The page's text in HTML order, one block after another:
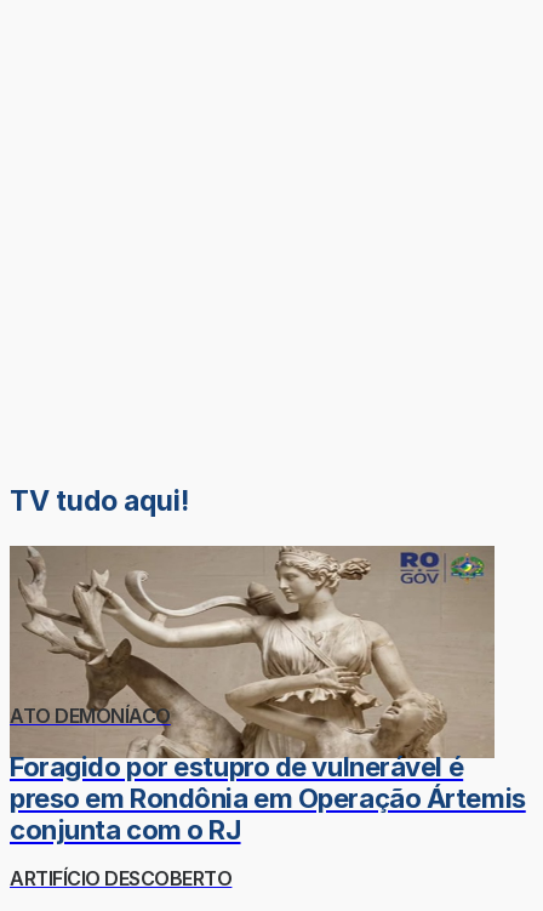
TV tudo aqui!
ATO DEMONÍACO
Foragido por estupro de vulnerável é
preso em Rondônia em Operação Ártemis
conjunta com o RJ
ARTIFÍCIO DESCOBERTO